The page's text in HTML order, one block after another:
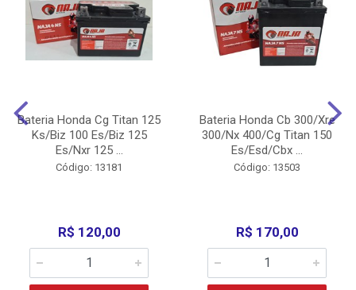
Bateria Honda Cg Titan 125
Ks/Biz 100 Es/Biz 125
Es/Nxr 125 ...
Código: 13181
R$ 120,00
Bateria Honda Cb 300/Xre
300/Nx 400/Cg Titan 150
Es/Esd/Cbx ...
Código: 13503
R$ 170,00